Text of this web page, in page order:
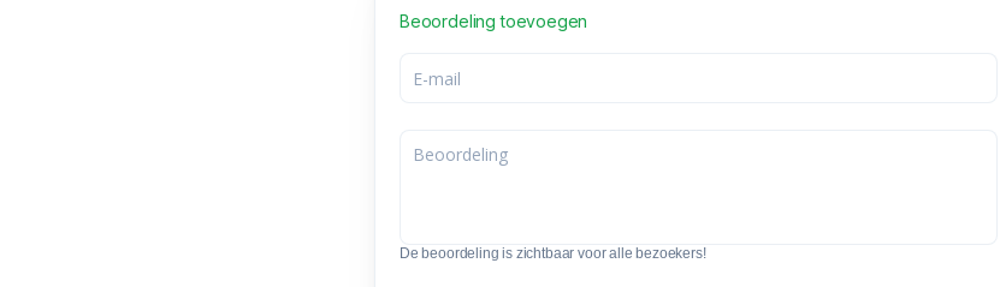
Beoordeling toevoegen
De beoordeling is zichtbaar voor alle bezoekers!